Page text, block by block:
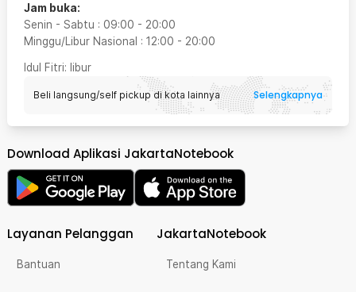
Jam buka:
Senin - Sabtu : 09:00 - 20:00
Minggu/Libur Nasional : 12:00 - 20:00
Idul Fitri: libur
Beli langsung/self pickup di kota lainnya Selengkapnya
Download Aplikasi JakartaNotebook
Layanan Pelanggan
Bantuan
JakartaNotebook
Tentang Kami